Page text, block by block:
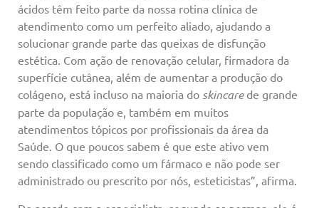
ácidos têm feito parte da nossa rotina clínica de
atendimento como um perfeito aliado, ajudando a
solucionar grande parte das queixas de disfunção
estética. Com ação de renovação celular, firmadora da
superfície cutânea, além de aumentar a produção do
colágeno, está incluso na maioria do skincarede grande
parte da população e, também em muitos
atendimentos tópicos por profissionais da área da
Saúde. O que poucos sabem é que este ativo vem
sendo classificado como um fármaco e não pode ser
administrado ou prescrito por nós, esteticistas”, afirma.